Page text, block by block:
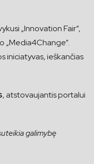
„Innovation Fair“,
„Media4Change“.
iniciatyvas, ieškančias
, atstovaujantis portalui
galimybę